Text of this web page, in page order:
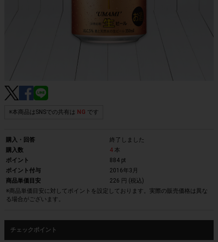
※本商品はSNSでの共有は NG です
購入・回答
終了しました
購入数
4本
ポイント
884 pt
ポイント付与
2016年3月
商品単価目安
226 円 (税込)
※商品単価目安に対してポイントを設定しております。実際の販売価格は異な
る場合がございます。
チェックポイント